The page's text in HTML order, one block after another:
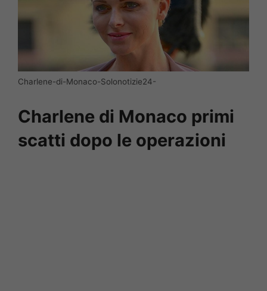
Charlene-di-Monaco-Solonotizie24-
Charlene di Monaco primi
scatti dopo le operazioni